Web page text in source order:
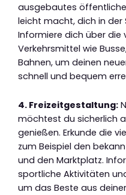
ausgebautes
leicht macht, dich in
Informiere dich über die
Verkehrsmittel wie
Bahnen, um deinen
schnell und bequem
4. Freizeitgestaltung:
möchtest du sicherlich
genießen. Erkunde die
zum Beispiel den
und den Marktplatz.
sportliche Aktivitäten
um das Beste aus